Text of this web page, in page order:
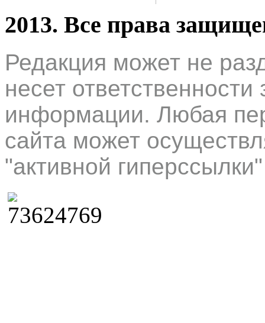
2013. Все права
Редакция может не
несет
информации. Любая
сайта может
"активной